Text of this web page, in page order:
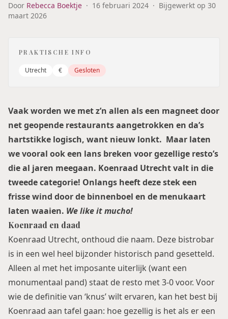
Door Rebecca Boektje · 16 februari 2024 · Bijgewerkt op 30
maart 2026
PRAKTISCHE INFO
Utrecht € Gesloten
Vaak worden we met z’n allen als een magneet door
net geopende restaurants aangetrokken en da’s
hartstikke logisch, want nieuw lonkt. Maar laten
we vooral ook een lans breken voor gezellige resto’s
die al jaren meegaan. Koenraad Utrecht valt in die
tweede categorie! Onlangs heeft deze stek een
frisse wind door de binnenboel en de menukaart
laten waaien. We like it mucho!
Koenraad en daad
Koenraad Utrecht, onthoud die naam. Deze bistrobar
is in een wel heel bijzonder historisch pand gesetteld.
Alleen al met het imposante uiterlijk (want een
monumentaal pand) staat de resto met 3-0 voor. Voor
wie de definitie van ‘knus’ wilt ervaren, kan het best bij
Koenraad aan tafel gaan: hoe gezellig is het als er een